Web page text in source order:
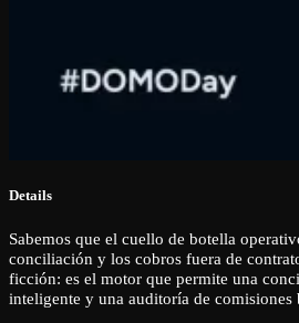
Details
Sabemos que el cuello de botella
conciliación y los cobros fuera de
ficción: es el motor que permite una
inteligente y una auditoría de comisiones